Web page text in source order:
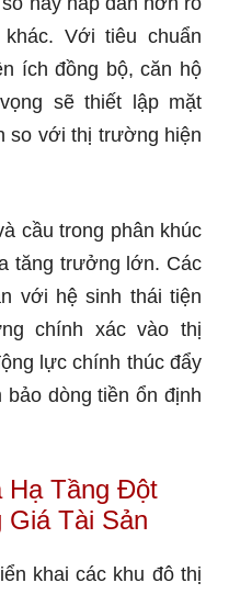
Với tiêu chuẩn
ích đồng bộ, căn hộ
sẽ thiết lập mặt
so với thị trường hiện
cầu trong phân khúc
tăng trưởng lớn. Các
với hệ sinh thái tiện
chính xác vào thị
lực chính thúc đẩy
dòng tiền ổn định
Hạ Tầng Đột
Giá Tài Sản
khai các khu đô thị